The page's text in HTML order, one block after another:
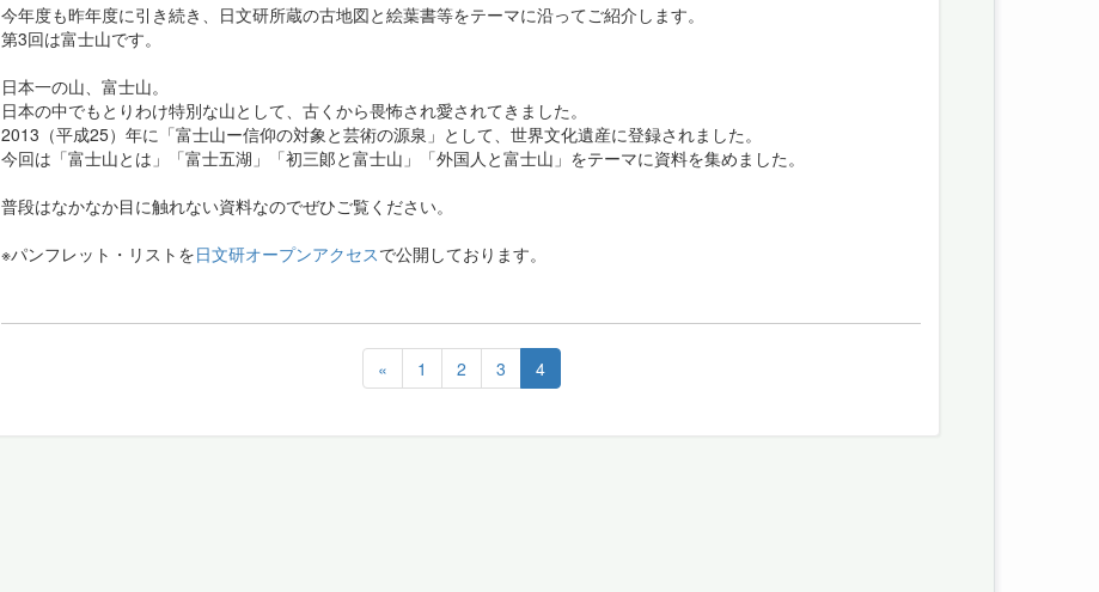
今年度も昨年度に引き続き、日文研所蔵の古地図と絵葉書等をテーマに沿ってご紹介します。
第3回は富士山です。
日本一の山、富士山。
日本の中でもとりわけ特別な山として、古くから畏怖され愛されてきました。
2013（平成25）年に「富士山ー信仰の対象と芸術の源泉」として、世界文化遺産に登録されました。
今回は「富士山とは」「富士五湖」「初三郞と富士山」「外国人と富士山」をテーマに資料を集めました。
普段はなかなか目に触れない資料なのでぜひご覧ください。
※パンフレット・リストを日文研オープンアクセスで公開しております。
« 1 2 3 4